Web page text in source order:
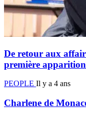
De retour aux
première
PEOPLE Il y a 4 ans
Charlene de